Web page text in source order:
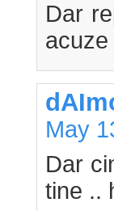
Dar
May
Dar
tine ..